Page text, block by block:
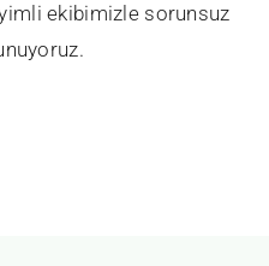
ekibimizle sorunsuz